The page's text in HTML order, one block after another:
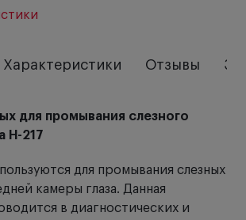
Характеристики Отзывы
для промывания слезного
Н-217
для промывания слезных
камеры глаза. Данная
в диагностических и